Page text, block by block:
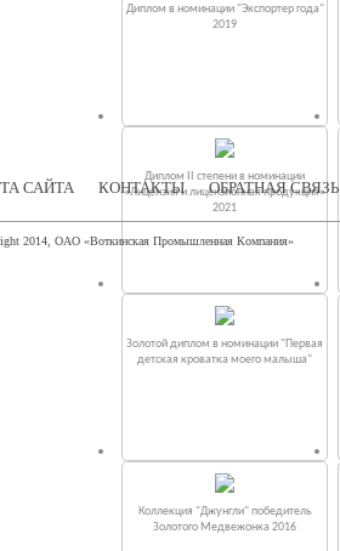
Диплом в номинации "Экспортер года"
2019
Диплом II степени в номинации
«Лицензия и лицензионная продукция»
2021
Золотой диплом в номинации "Первая
детская кроватка моего малыша"
Коллекция "Джунгли" победитель
Золотого Медвежонка 2016
САЙТА КОНТАКТЫ ОБРАТНАЯ СВЯЗЬ
2014, ОАО «Воткинская Промышленная Компания»